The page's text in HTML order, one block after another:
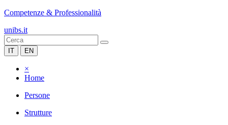
Competenze & Professionalità
unibs.it
IT EN
×
Home
Persone
Strutture